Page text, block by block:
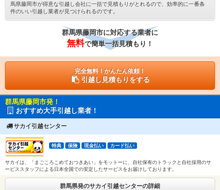
馬県藤岡市が得意な引越し会社に一括で見積もりがとれるので、効率的に一番条
件のいい引越し業者が見つけられるのです。
群馬県藤岡市に対応する業者に
無料で簡単一括見積もり！
完全無料！かんたん依頼！
引越し見積もりをする
群馬県藤岡市発！
おすすめ大手引越し業者！
サカイ引越センター
特典 保険 現金払い カード払い
サカイは、「まごころこめておつきあい」をモットーに、自社保有のトラックと自社採用のサ
ービススタッフによる日本全国での安定したサービスをお届けしております。
群馬県発のサカイ引越センターの詳細